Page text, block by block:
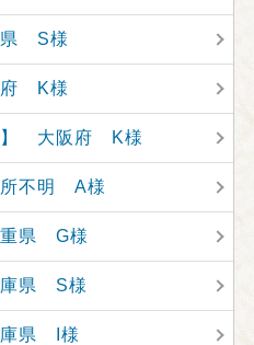
県 S様
府 K様
】 大阪府 K様
所不明 A様
重県 G様
庫県 S様
庫県 I様